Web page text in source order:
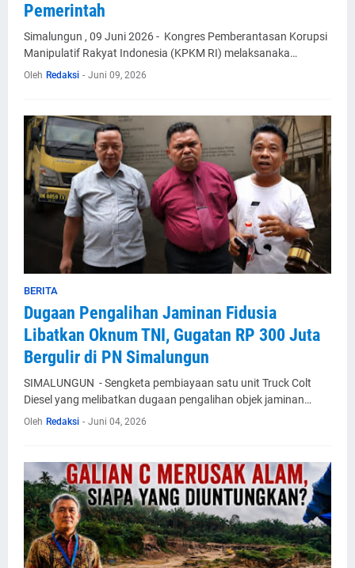
Pemerintah
Simalungun , 09 Juni 2026 - Kongres Pemberantasan Korupsi
Manipulatif Rakyat Indonesia (KPKM RI) melaksanaka…
Oleh Redaksi - Juni 09, 2026
BERITA
Dugaan Pengalihan Jaminan Fidusia
Libatkan Oknum TNI, Gugatan RP 300 Juta
Bergulir di PN Simalungun
SIMALUNGUN - Sengketa pembiayaan satu unit Truck Colt
Diesel yang melibatkan dugaan pengalihan objek jaminan…
Oleh Redaksi - Juni 04, 2026